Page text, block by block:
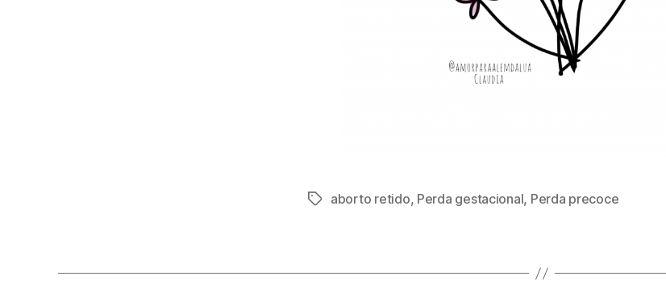
Etiquetas
aborto retido, Perda gestacional, Perda precoce